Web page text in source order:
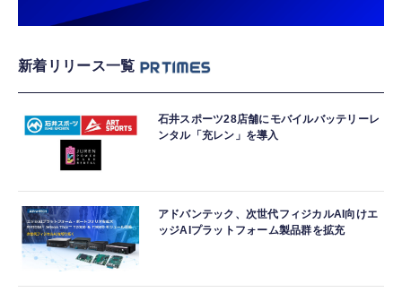
新着リリース一覧
石井スポーツ28店舗にモバイルバッテリーレ
ンタル「充レン」を導入
アドバンテック、次世代フィジカルAI向けエ
ッジAIプラットフォーム製品群を拡充